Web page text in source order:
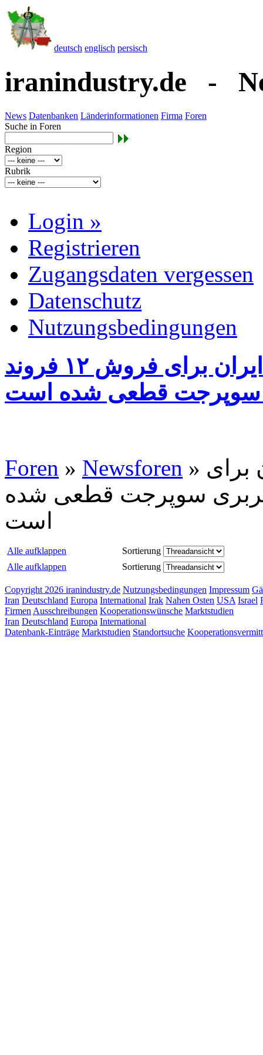
deutsch englisch persisch
iranindustry.de -
News Datenbanken Länderinformationen Firma Foren
Suche in Foren
Region
Rubrik
Login »
Registrieren
Zugangsdaten vergessen
Datenschutz
Nutzungsbedingungen
وزیر انرژی روسیه: توافق با ایران برای فروش ۱۲ فروند
سوپرجت قطعی شده است
Foren » Newsforen » وزیر انرژی روسیه: توافق با ایران برای
مسافربری سوپرجت قطعی شده
است
Alle aufklappen
Sortierung
Alle aufklappen
Sortierung
Copyright 2026 iranindustry.de Nutzungsbedingungen Impressum
Iran Deutschland Europa International Irak Nahen Osten USA Israel
Firmen Ausschreibungen Kooperationswünsche Marktstudien
Iran Deutschland Europa International
Datenbank-Einträge Marktstudien Standortsuche